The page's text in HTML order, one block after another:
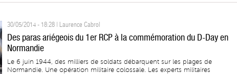
30/05/2014 - 18:28 | Laurence Cabrol
Des paras ariégeois du 1er RCP à la commémoration du D-Day en
Normandie
Le 6 juin 1944, des milliers de soldats débarquent sur les plages de
Normandie. Une opération militaire colossale. Les experts militaires